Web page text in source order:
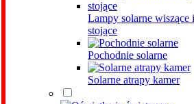
Lampy solarne wiszące i
stojące
Pochodnie solarne
Solarne atrapy kamer